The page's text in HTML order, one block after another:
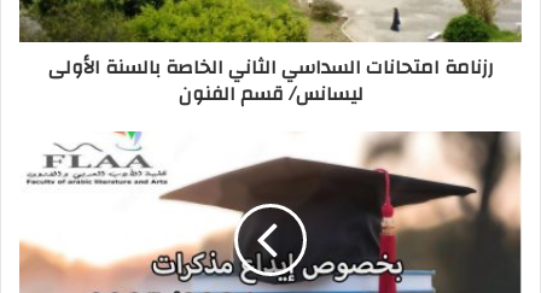
رزنامة امتحانات السداسي الثاني الخاصة بالسنة الأولى
ليسانس/ قسم الفنون